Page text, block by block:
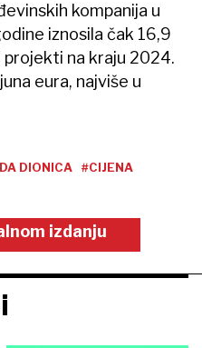
kompanija u
iznosila čak 16,9
na kraju 2024.
eura, najviše u
DIONICA
#CIJENA
izdanju